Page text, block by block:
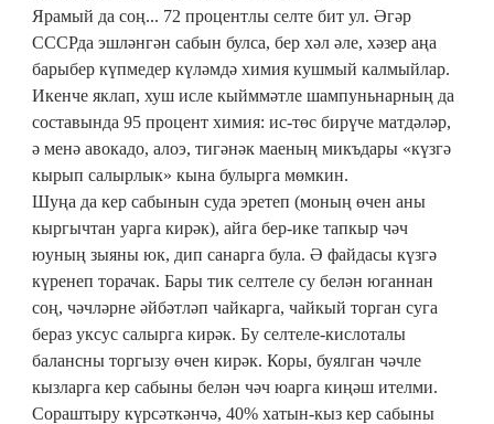
Ярамый да соң... 72 процентлы селте бит ул. Әгәр
СССРда эшләнгән сабын булса, бер хәл әле, хәзер аңа
барыбер күпмедер күләмдә химия кушмый калмыйлар.
Икенче яклап, хуш исле кыйммәтле шампуньнарның да
составында 95 процент химия: ис-төс бирүче матдәләр,
ә менә авокадо, алоэ, тигәнәк маеның микъдары «күзгә
кырып салырлык» кына булырга мөмкин.
Шуңа да кер сабынын суда эретеп (моның өчен аны
кыргычтан уарга кирәк), айга бер-ике тапкыр чәч
юуның зыяны юк, дип санарга була. Ә файдасы күзгә
күренеп торачак. Бары тик селтеле су белән юганнан
соң, чәчләрне әйбәтләп чайкарга, чайкый торган суга
бераз уксус салырга кирәк. Бу селтеле-кислоталы
балансны торгызу өчен кирәк. Коры, буялган чәчле
кызларга кер сабыны белән чәч юарга киңәш ителми.
Сораштыру күрсәткәнчә, 40% хатын-кыз кер сабыны